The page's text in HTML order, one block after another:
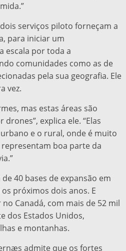
serviços piloto forneçam a
para iniciar um
escala por toda a
comunidades como as de
pela sua geografia. Ele
vez.
mas estas áreas são
explica ele. “Elas
e o rural, onde é muito
boa parte da
40 bases de expansão em
próximos dois anos. E
Canadá, com mais de 52 mil
dos Estados Unidos,
e montanhas.
admite que os fortes